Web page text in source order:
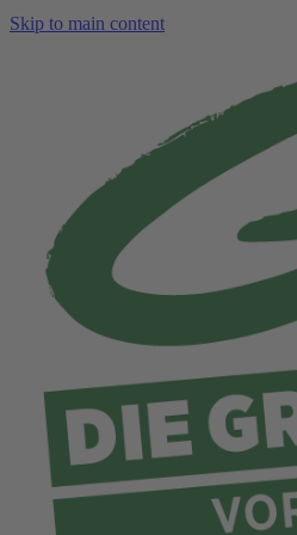
Skip to main content